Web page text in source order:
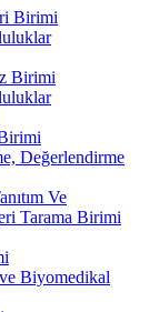
Birimi
Birimi
Değerlendirme
Ve
Tarama Birimi
Biyomedikal